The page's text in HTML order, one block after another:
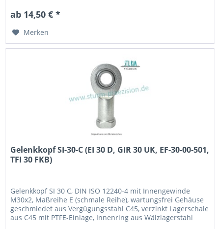
austauschbar zu: EI 25 D, GIR 25 UK,...
ab 14,50 € *
Merken
Gelenkkopf SI-30-C (EI 30 D, GIR 30 UK, EF-30-00-501,
TFI 30 FKB)
Gelenkkopf SI 30 C, DIN ISO 12240-4 mit Innengewinde
M30x2, Maßreihe E (schmale Reihe), wartungsfrei Gehäuse
geschmiedet aus Vergügungsstahl C45, verzinkt Lagerschale
aus C45 mit PTFE-Einlage, Innenring aus Wälzlagerstahl